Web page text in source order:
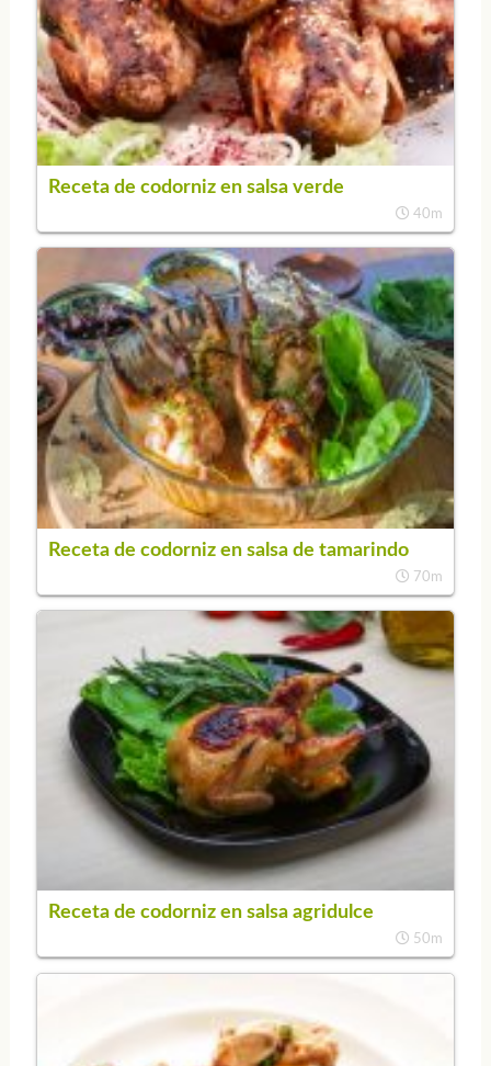
Receta de codorniz en salsa verde
40m
Receta de codorniz en salsa de tamarindo
70m
Receta de codorniz en salsa agridulce
50m